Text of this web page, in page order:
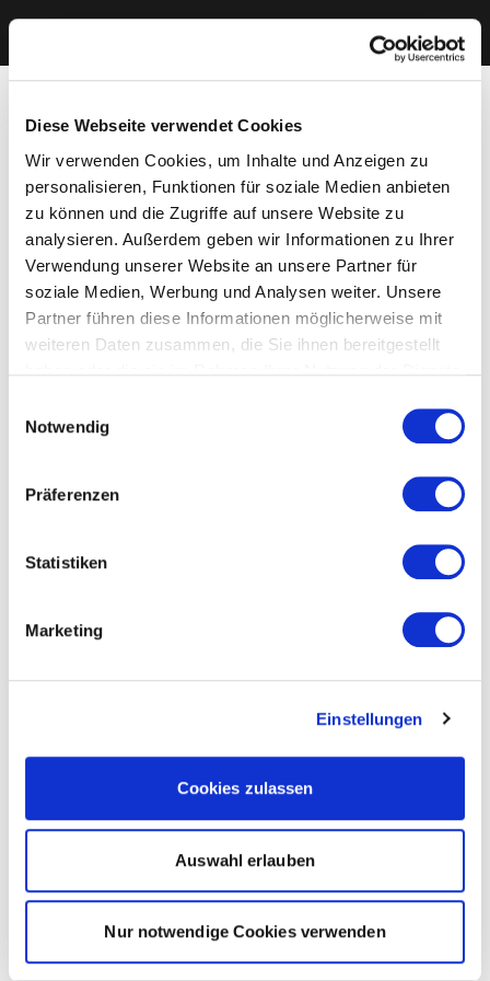
Diese Webseite verwendet Cookies
Wir verwenden Cookies, um Inhalte und Anzeigen zu
personalisieren, Funktionen für soziale Medien anbieten
zu können und die Zugriffe auf unsere Website zu
analysieren. Außerdem geben wir Informationen zu Ihrer
Verwendung unserer Website an unsere Partner für
soziale Medien, Werbung und Analysen weiter. Unsere
Partner führen diese Informationen möglicherweise mit
weiteren Daten zusammen, die Sie ihnen bereitgestellt
Cookies, wenn Sie unsere Webseite weiterhin nutzen.
Notwendig
Präferenzen
Statistiken
Marketing
Einstellungen
Cookies zulassen
Auswahl erlauben
Nur notwendige Cookies verwenden